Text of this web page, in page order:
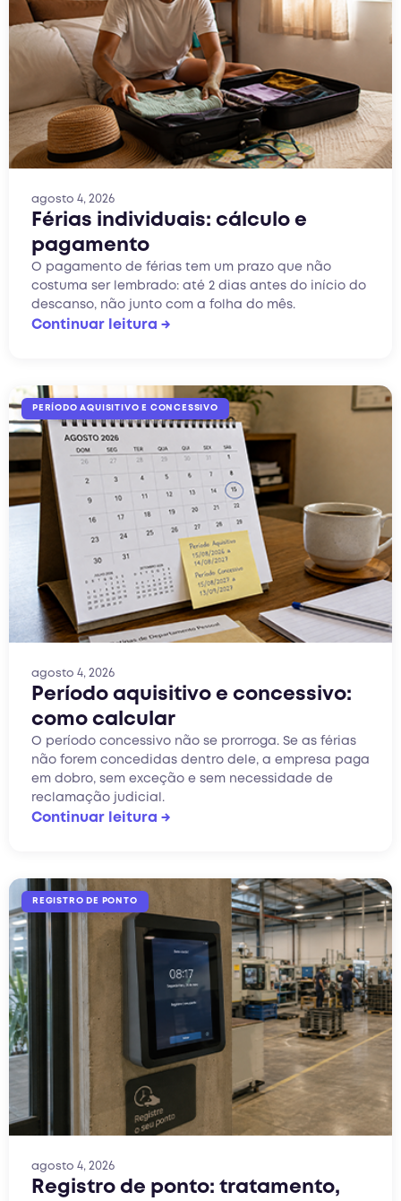
agosto 4, 2026
Férias individuais: cálculo e
pagamento
O pagamento de férias tem um prazo que não
costuma ser lembrado: até 2 dias antes do início do
descanso, não junto com a folha do mês.
Continuar leitura →
PERÍODO AQUISITIVO E CONCESSIVO
agosto 4, 2026
Período aquisitivo e concessivo:
como calcular
O período concessivo não se prorroga. Se as férias
não forem concedidas dentro dele, a empresa paga
em dobro, sem exceção e sem necessidade de
reclamação judicial.
Continuar leitura →
REGISTRO DE PONTO
agosto 4, 2026
Registro de ponto: tratamento,